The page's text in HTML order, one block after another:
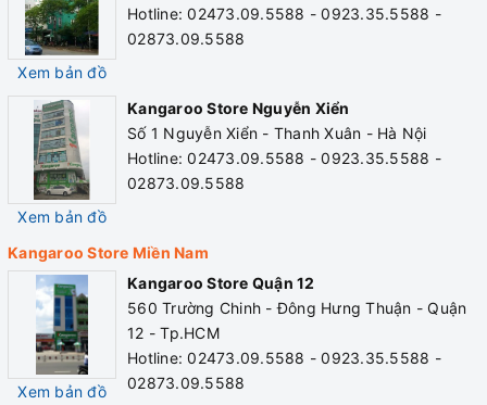
đơn giản và nhanh chóng
• Tính năng tự động sục rửa giúp kéo dài tuổi thọ màng lọc
RO
Thông số kỹ thuật:
Điện áp: 220V/50Hz
Kiểu dáng: Tủ đứng kiểu Slim thanh mảnh
Chức năng: Lọc nước tích hợp nóng lạnh
Số lõi lọc: 7 lõi
Công suất lọc: >= 18L/h
Điều khiển: Van xoay cơ học
Dung tích bình chứa: 7L
Xem bản đồ
Hotline: 02473.09.5588 - 0923.35.5588 -
02873.09.5588
Xem bản đồ
Kangaroo Store Nguyễn Xiển
Số 1 Nguyễn Xiển - Thanh Xuân - Hà Nội
Hotline: 02473.09.5588 - 0923.35.5588 -
02873.09.5588
Kangaroo Store Miền Nam
Xem bản đồ
Kangaroo Store Quận 12
560 Trường Chinh - Đông Hưng Thuận - Quận
12 - Tp.HCM
Hotline: 02473.09.5588 - 0923.35.5588 -
02873.09.5588